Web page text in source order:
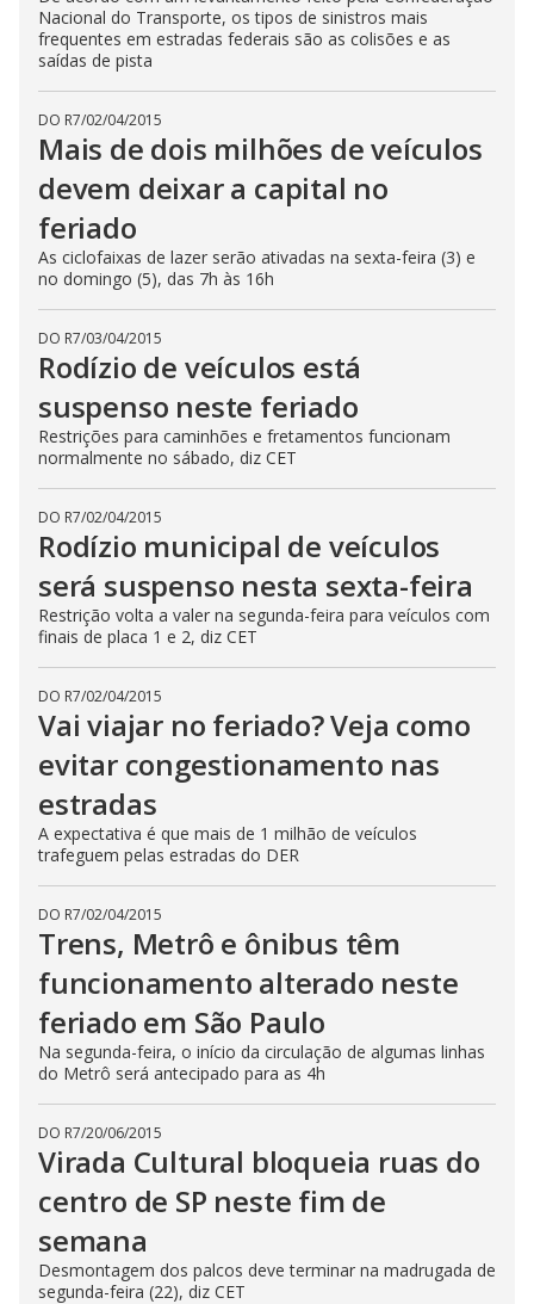
Nacional do Transporte, os tipos de sinistros mais
frequentes em estradas federais são as colisões e as
saídas de pista
DO R7/02/04/2015
Mais de dois milhões de veículos
devem deixar a capital no
feriado
As ciclofaixas de lazer serão ativadas na sexta-feira (3) e
no domingo (5), das 7h às 16h
DO R7/03/04/2015
Rodízio de veículos está
suspenso neste feriado
Restrições para caminhões e fretamentos funcionam
normalmente no sábado, diz CET
DO R7/02/04/2015
Rodízio municipal de veículos
será suspenso nesta sexta-feira
Restrição volta a valer na segunda-feira para veículos com
finais de placa 1 e 2, diz CET
DO R7/02/04/2015
Vai viajar no feriado? Veja como
evitar congestionamento nas
estradas
A expectativa é que mais de 1 milhão de veículos
trafeguem pelas estradas do DER
DO R7/02/04/2015
Trens, Metrô e ônibus têm
funcionamento alterado neste
feriado em São Paulo
Na segunda-feira, o início da circulação de algumas linhas
do Metrô será antecipado para as 4h
DO R7/20/06/2015
Virada Cultural bloqueia ruas do
centro de SP neste fim de
semana
Desmontagem dos palcos deve terminar na madrugada de
segunda-feira (22), diz CET